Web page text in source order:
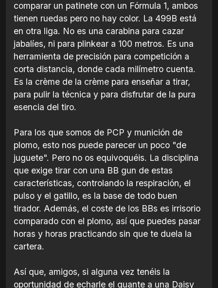
comparar un patinete con un Fórmula 1, ambos
tienen ruedas pero no hay color. La 499B está
en otra liga. No es una carabina para cazar
jabalíes, ni para plinkear a 100 metros. Es una
herramienta de precisión para competición a
corta distancia, donde cada milímetro cuenta.
Es la crème de la crème para enseñar a tirar,
para pulir la técnica y para disfrutar de la pura
esencia del tiro.
Para los que somos de PCP y munición de
plomo, esto nos puede parecer un poco "de
juguete". Pero no os equivoquéis. La disciplina
que exige tirar con una BB gun de estas
características, controlando la respiración, el
pulso y el gatillo, es la base de todo buen
tirador. Además, el coste de los BBs es irrisorio
comparado con el plomo, así que puedes pasar
horas y horas practicando sin que te duela la
cartera.
Así que, amigos, si alguna vez tenéis la
oportunidad de echarle el guante a una Daisy